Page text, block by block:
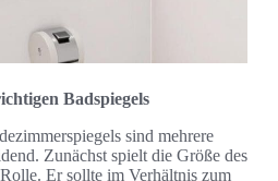
Badspiegels
sind mehrere
Zunächst spielt die Größe des
Er sollte im Verhältnis zum